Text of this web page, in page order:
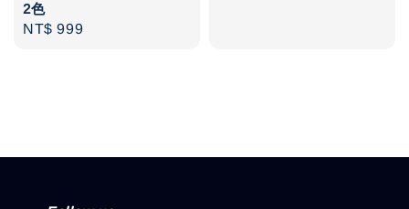
2色
Regular
NT$ 999